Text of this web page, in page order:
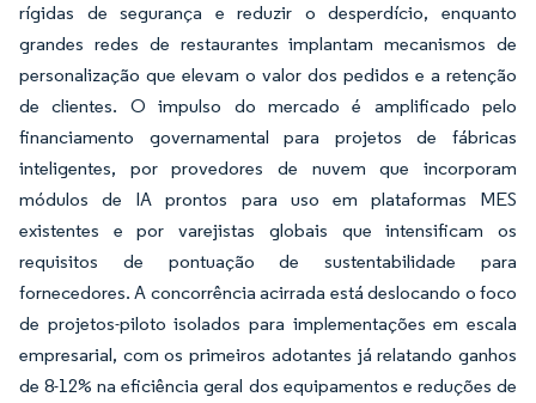
rígidas de segurança e reduzir o desperdício, enquanto
grandes redes de restaurantes implantam mecanismos de
personalização que elevam o valor dos pedidos e a retenção
de clientes. O impulso do mercado é amplificado pelo
financiamento governamental para projetos de fábricas
inteligentes, por provedores de nuvem que incorporam
módulos de IA prontos para uso em plataformas MES
existentes e por varejistas globais que intensificam os
requisitos de pontuação de sustentabilidade para
fornecedores. A concorrência acirrada está deslocando o foco
de projetos-piloto isolados para implementações em escala
empresarial, com os primeiros adotantes já relatando ganhos
de 8-12% na eficiência geral dos equipamentos e reduções de